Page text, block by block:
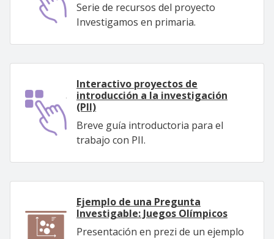
Serie de recursos del proyecto
Investigamos en primaria.
Interactivo proyectos de
introducción a la investigación
(PII)
Breve guía introductoria para el
trabajo con PII.
Ejemplo de una Pregunta
Investigable: Juegos Olímpicos
Presentación en prezi de un ejemplo